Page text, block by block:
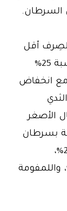
السرطان.
الصِرف أقل
عرضة للإصابة بالسرطان بنسبة 25%
مع انخفاض
الأصغر
بسرطان
القولون والمستقيم بنسبة 21%،
المعدة بنسبة 45%، واللمفومة